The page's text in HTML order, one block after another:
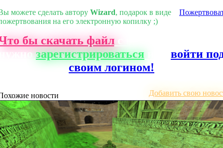
можете сделать автору Wizard, подарок в виде
на его электронную копилку ;)
бы скачать файлс нашего сайта,
зарегистрироваться
войти
своим логином!
новости Добавить свою